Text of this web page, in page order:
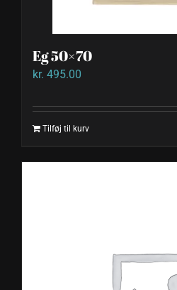
Eg 50×70
kr. 495.00
Tilføj til kurv